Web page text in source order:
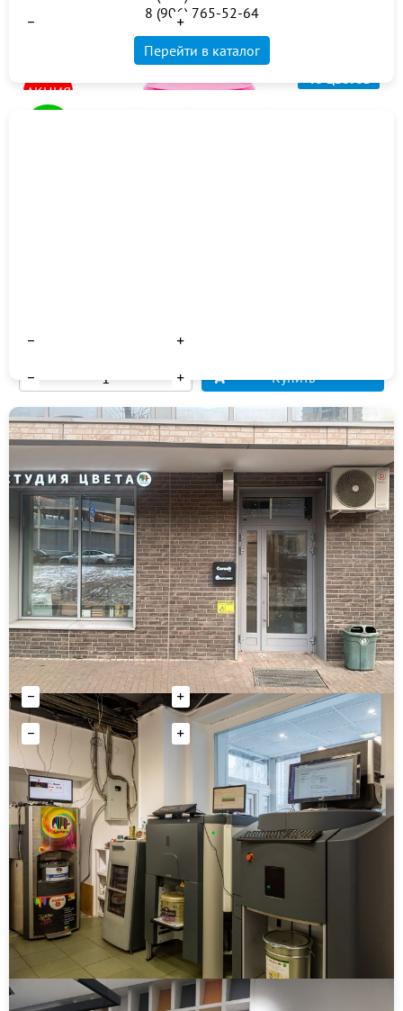
48 цветов
АКЦИЯ
АКЦИЯ
Декоративная штукатурка Церезит CT 175 короед
силикатно-силиконовая
4538 руб 4 770 руб
Количество
Купить
АКЦИЯ
Декоративная штукатурка Церезит CT 174
камешковая силикатно-силиконовая
4299 руб 4 770 руб
Купить
2 цвета
ХИТ
Грунт-эмаль Kovali 3 в 1 прямо на ржавчину база
полуглянец
от 980 руб
Количество
Купить
ХИТ
Эмаль быстросохнущая по ржавчине LINNIMAX
8 (906) 765-52-64
Перейти в каталог